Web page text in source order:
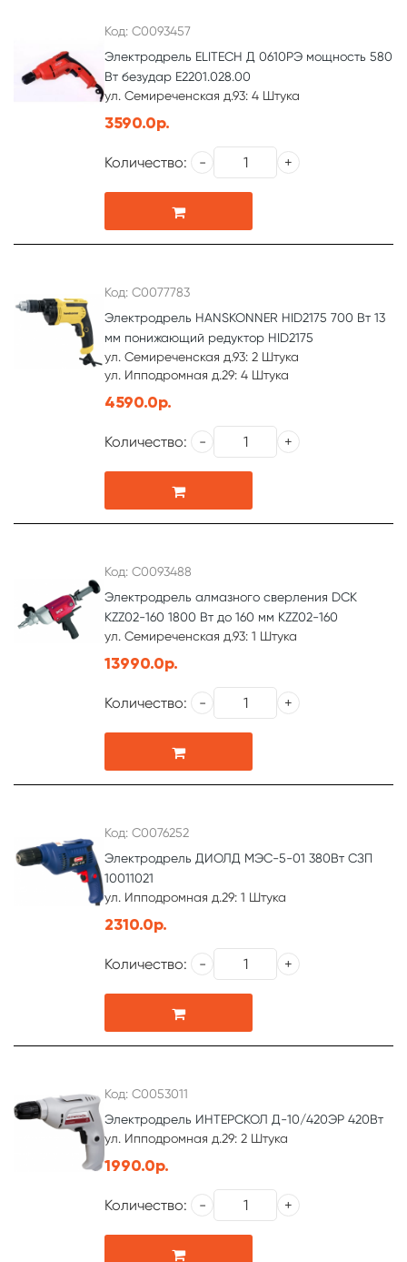
Код: С0093457
Электродрель ELITECH Д 0610РЭ мощность 580
Вт безудар E2201.028.00
ул. Семиреченская д.93: 4 Штука
3590.0р.
Количество:
Код: С0077783
Электродрель HANSKONNER HID2175 700 Вт 13
мм понижающий редуктор HID2175
ул. Семиреченская д.93: 2 Штука
ул. Ипподромная д.29: 4 Штука
4590.0р.
Количество:
Код: С0093488
Электродрель алмазного сверления DCK
KZZ02-160 1800 Вт до 160 мм KZZ02-160
ул. Семиреченская д.93: 1 Штука
13990.0р.
Количество:
Код: С0076252
Электродрель ДИОЛД МЭС-5-01 380Вт СЗП
10011021
ул. Ипподромная д.29: 1 Штука
2310.0р.
Количество:
Код: С0053011
Электродрель ИНТЕРСКОЛ Д-10/420ЭР 420Вт
ул. Ипподромная д.29: 2 Штука
1990.0р.
Количество: